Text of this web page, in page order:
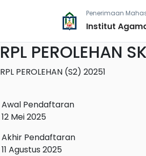
Penerimaan
Institut
RPL PEROLEHAN
RPL PEROLEHAN (S2) 20251
Awal Pendaftaran
12 Mei 2025
Akhir Pendaftaran
11 Agustus 2025